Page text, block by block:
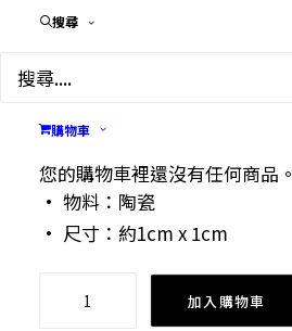
搜尋
購物車
您的購物車裡還沒有任何商品。
陶瓷耳環-大吉
$88.00
• 陶瓷由學員手捏和上色
• 款式：大吉
• 物料：陶瓷
• 尺寸：約1cm x 1cm
加入購物車